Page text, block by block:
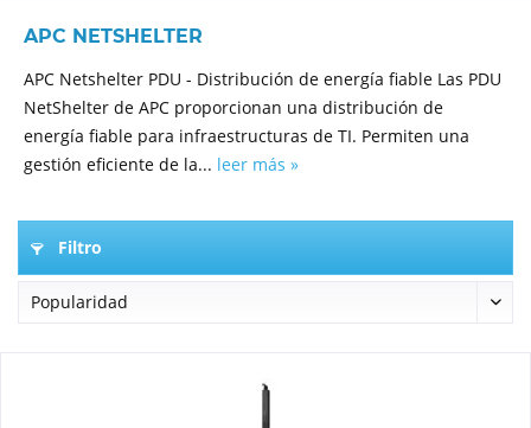
APC NETSHELTER
APC Netshelter PDU - Distribución de energía fiable Las PDU
NetShelter de APC proporcionan una distribución de
energía fiable para infraestructuras de TI. Permiten una
gestión eficiente de la... leer más »
Filtro